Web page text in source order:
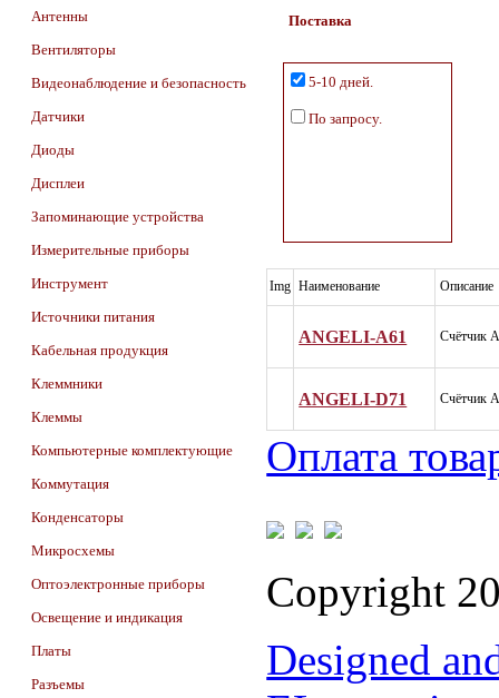
Антенны
Вентиляторы
Видеонаблюдение и безопасность
Датчики
Диоды
Дисплеи
Запоминающие устройства
Измерительные приборы
Инструмент
Источники питания
Кабельная продукция
Клеммники
Клеммы
Компьютерные комплектующие
Коммутация
Конденсаторы
Микросхемы
Оптоэлектронные приборы
Освещение и индикация
Платы
Разъемы
Поставка
5-10 дней.
По запросу.
Img Наименование Описание
ANGELI-A61 Счётчик
ANGELI-D71 Счётчик
Оплата
Copyright
Designed